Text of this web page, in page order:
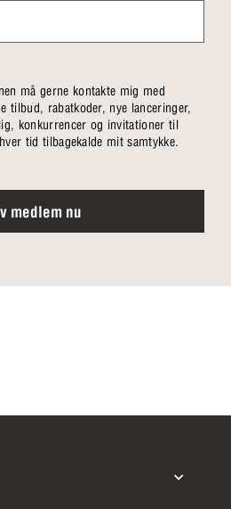
må gerne kontakte mig med
tilbud, rabatkoder, nye lanceringer,
konkurrencer og invitationer til
tid tilbagekalde mit samtykke.
medlem nu